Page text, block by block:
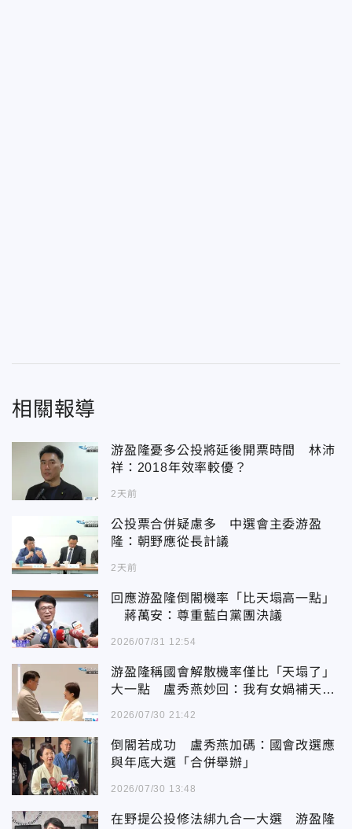
相關報導
游盈隆憂多公投將延後開票時間 林沛
祥：2018年效率較優？
2天前
公投票合併疑慮多 中選會主委游盈
隆：朝野應從長計議
2天前
回應游盈隆倒閣機率「比天塌高一點」
蔣萬安：尊重藍白黨團決議
2026/07/31 12:54
游盈隆稱國會解散機率僅比「天塌了」
大一點 盧秀燕妙回：我有女媧補天的
2026/07/30 21:42
倒閣若成功 盧秀燕加碼：國會改選應
與年底大選「合併舉辦」
2026/07/30 13:48
在野提公投修法綁九合一大選 游盈隆